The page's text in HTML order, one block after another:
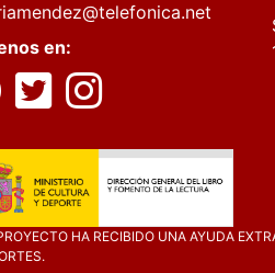
en:
HA RECIBIDO UNA AYUDA